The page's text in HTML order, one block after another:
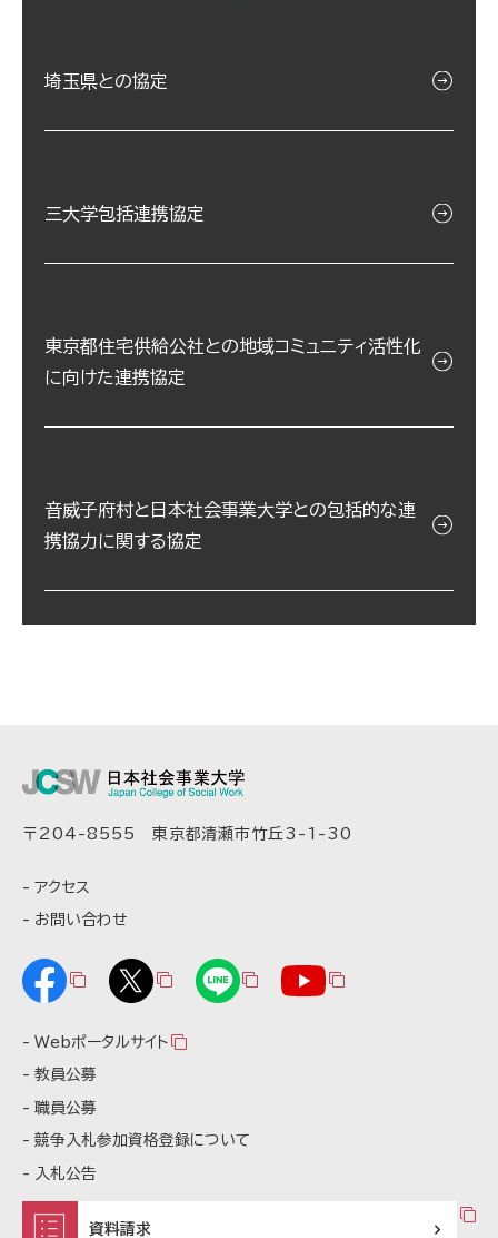
埼玉県との協定
三大学包括連携協定
東京都住宅供給公社との地域コミュニティ活性化
に向けた連携協定
音威子府村と日本社会事業大学との包括的な連
携協力に関する協定
〒204-8555 東京都清瀬市竹丘3-1-30
アクセス
お問い合わせ
Webポータルサイト
教員公募
職員公募
競争入札参加資格登録について
入札公告
資料請求